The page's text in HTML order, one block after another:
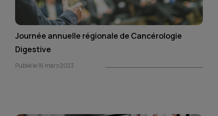
Journée annuelle régionale de Cancérologie
Digestive
Publié le 16 mars 2023